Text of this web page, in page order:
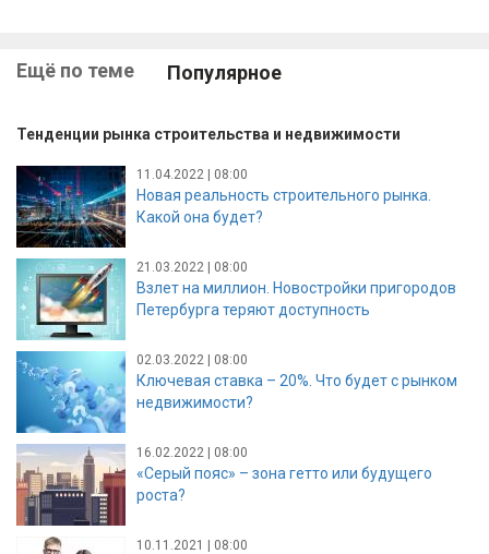
Ещё по теме Популярное
Тенденции рынка строительства и недвижимости
11.04.2022 | 08:00
Новая реальность строительного рынка.
Какой она будет?
21.03.2022 | 08:00
Взлет на миллион. Новостройки пригородов
Петербурга теряют доступность
02.03.2022 | 08:00
Ключевая ставка – 20%. Что будет с рынком
недвижимости?
16.02.2022 | 08:00
«Серый пояс» – зона гетто или будущего
роста?
10.11.2021 | 08:00